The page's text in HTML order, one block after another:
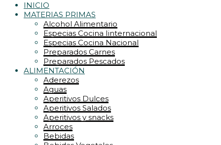
INICIO
MATERIAS PRIMAS
Alcohol Alimentario
Especias Cocina Iinternacional
Especias Cocina Nacional
Preparados Carnes
Preparados Pescados
ALIMENTACIÓN
Aderezos
Aguas
Aperitivos Dulces
Aperitivos Salados
Aperitivos y snacks
Arroces
Bebidas